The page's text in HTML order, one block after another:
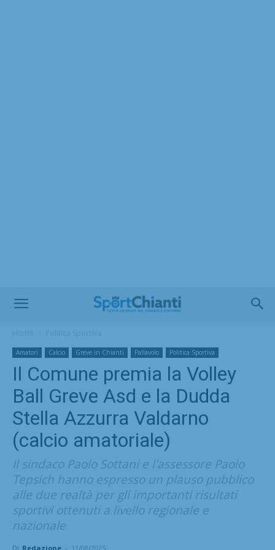
Amatori Calcio Greve in Chianti Pallavolo Politica Sportiva
Il Comune premia la Volley
Ball Greve Asd e la Dudda
Stella Azzurra Valdarno
(calcio amatoriale)
Il sindaco Paolo Sottani e l'assessore Paolo
Tepsich hanno espresso un plauso pubblico
alle due realtà per gli importanti risultati
sportivi ottenuti a livello regionale e
nazionale
Di Redazione - 11/08/2025